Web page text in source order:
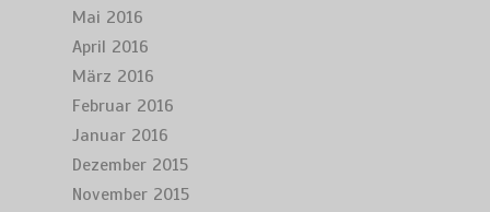
Mai 2016
April 2016
März 2016
Februar 2016
Januar 2016
Dezember 2015
November 2015